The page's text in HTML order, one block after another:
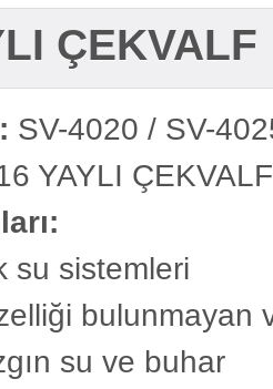
ÇEKVALF
SV-4020 / SV-
YAYLI ÇEKVALF
su sistemleri
bulunmayan
su ve buhar